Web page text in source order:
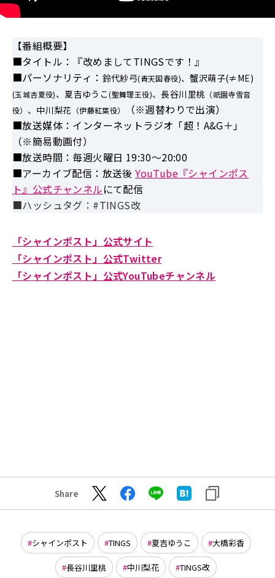
【番組概要】
■タイトル：『改めましてTINGSです！』
■パーソナリティ： 鈴代紗弓(青天国春役)、蟹沢萌子(≠ME)
(玉城杏夏役)、夏吉ゆうこ(聖舞理王役)、長谷川里桃 （祇園寺雪音
役） 、中川梨花 （伊藤紅葉役）
（※週替わりで出演）
■放送媒体：インターネットラジオ「超！A&G＋」
（※簡易動画付）
■放送時間：毎週火曜日 19:30～20:00
■アーカイブ配信：放送後YouTube『シャインポス
ト』公式チャンネルにて配信
■ハッシュタグ：#TINGS改
「シャインポスト」公式サイト
「シャインポスト」公式Twitter
「シャインポスト」公式YouTubeチャンネル
Share
シャインポスト TINGS 夏吉ゆうこ 大橋彩香
長谷川里桃 中川梨花 TINGS改